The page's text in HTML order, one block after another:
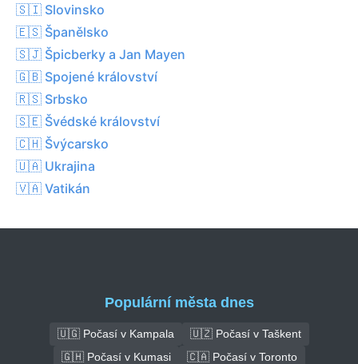
🇸🇮 Slovinsko
🇪🇸 Španělsko
🇸🇯 Špicberky a Jan Mayen
🇬🇧 Spojené království
🇷🇸 Srbsko
🇸🇪 Švédské království
🇨🇭 Švýcarsko
🇺🇦 Ukrajina
🇻🇦 Vatikán
Populární města dnes
🇺🇬 Počasí v Kampala
🇺🇿 Počasí v Taškent
🇬🇭 Počasí v Kumasi
🇨🇦 Počasí v Toronto